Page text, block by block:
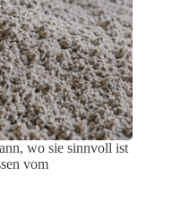
wo sie sinnvoll ist
vom